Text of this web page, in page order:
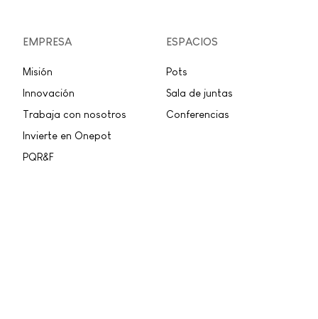
EMPRESA
Misión
Innovación
Trabaja con nosotros
Invierte en Onepot
PQR&F
ESPACIOS
Pots
Sala de juntas
Conferencias